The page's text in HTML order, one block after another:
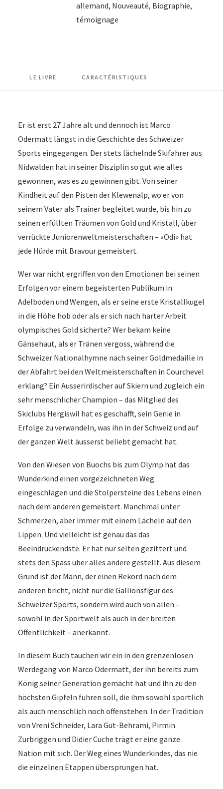
allemand, Nouveauté, Biographie,
témoignage
LE LIVRE CARACTÉRISTIQUES
Er ist erst 27 Jahre alt und dennoch ist Marco
Odermatt längst in die Geschichte des Schweizer
Sports eingegangen. Der stets lächelnde Skifahrer aus
Nidwalden hat in seiner Disziplin so gut wie alles
gewonnen, was es zu gewinnen gibt. Von seiner
Kindheit auf den Pisten der Klewenalp, wo er von
seinem Vater als Trainer begleitet wurde, bis hin zu
seinen erfüllten Träumen von Gold und Kristall, über
verrückte Juniorenweltmeisterschaften – «Odi» hat
jede Hürde mit Bravour gemeistert.
Wer war nicht ergriffen von den Emotionen bei seinen
Erfolgen vor einem begeisterten Publikum in
Adelboden und Wengen, als er seine erste Kristallkugel
in die Höhe hob oder als er sich nach harter Arbeit
olympisches Gold sicherte? Wer bekam keine
Gänsehaut, als er Tränen vergoss, während die
Schweizer Nationalhymne nach seiner Goldmedaille in
der Abfahrt bei den Weltmeisterschaften in Courchevel
erklang? Ein Ausserirdischer auf Skiern und zugleich ein
sehr menschlicher Champion – das Mitglied des
Skiclubs Hergiswil hat es geschafft, sein Genie in
Erfolge zu verwandeln, was ihn in der Schweiz und auf
der ganzen Welt äusserst beliebt gemacht hat.
Von den Wiesen von Buochs bis zum Olymp hat das
Wunderkind einen vorgezeichneten Weg
eingeschlagen und die Stolpersteine des Lebens einen
nach dem anderen gemeistert. Manchmal unter
Schmerzen, aber immer mit einem Lächeln auf den
Lippen. Und vielleicht ist genau das das
Beeindruckendste. Er hat nur selten gezittert und
stets den Spass über alles andere gestellt. Aus diesem
Grund ist der Mann, der einen Rekord nach dem
anderen bricht, nicht nur die Gallionsfigur des
Schweizer Sports, sondern wird auch von allen –
sowohl in der Sportwelt als auch in der breiten
Öffentlichkeit – anerkannt.
In diesem Buch tauchen wir ein in den grenzenlosen
Werdegang von Marco Odermatt, der ihn bereits zum
König seiner Generation gemacht hat und ihn zu den
höchsten Gipfeln führen soll, die ihm sowohl sportlich
als auch menschlich noch offenstehen. In der Tradition
von Vreni Schneider, Lara Gut-Behrami, Pirmin
Zurbriggen und Didier Cuche trägt er eine ganze
Nation mit sich. Der Weg eines Wunderkindes, das nie
die einzelnen Etappen übersprungen hat.